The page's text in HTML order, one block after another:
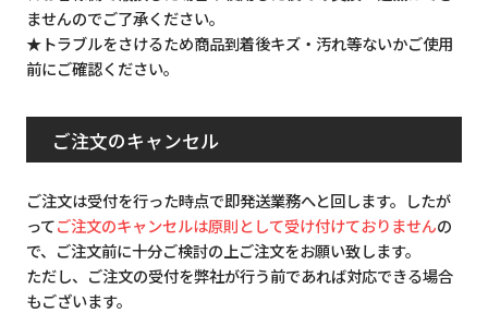
ませんのでご了承ください。
★トラブルをさけるため商品到着後キズ・汚れ等ないかご使用
前にご確認ください。
ご注文のキャンセル
ご注文は受付を行った時点で即発送業務へと回します。したが
ってご注文のキャンセルは原則として受け付けておりませんの
で、ご注文前に十分ご検討の上ご注文をお願い致します。
ただし、ご注文の受付を弊社が行う前であれば対応できる場合
もございます。